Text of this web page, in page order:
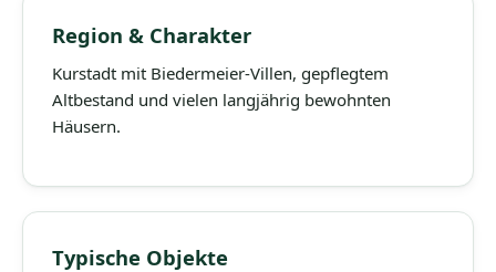
Region & Charakter
Kurstadt mit Biedermeier-Villen, gepflegtem
Altbestand und vielen langjährig bewohnten
Häusern.
Typische Objekte